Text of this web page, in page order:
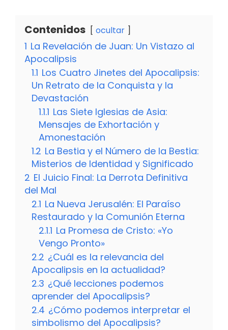
Contenidos ocultar
1 La Revelación de Juan: Un Vistazo al
Apocalipsis
1.1 Los Cuatro Jinetes del Apocalipsis:
Un Retrato de la Conquista y la
Devastación
1.1.1 Las Siete Iglesias de Asia:
Mensajes de Exhortación y
Amonestación
1.2 La Bestia y el Número de la Bestia:
Misterios de Identidad y Significado
2 El Juicio Final: La Derrota Definitiva
del Mal
2.1 La Nueva Jerusalén: El Paraíso
Restaurado y la Comunión Eterna
2.1.1 La Promesa de Cristo: «Yo
Vengo Pronto»
2.2 ¿Cuál es la relevancia del
Apocalipsis en la actualidad?
2.3 ¿Qué lecciones podemos
aprender del Apocalipsis?
2.4 ¿Cómo podemos interpretar el
simbolismo del Apocalipsis?